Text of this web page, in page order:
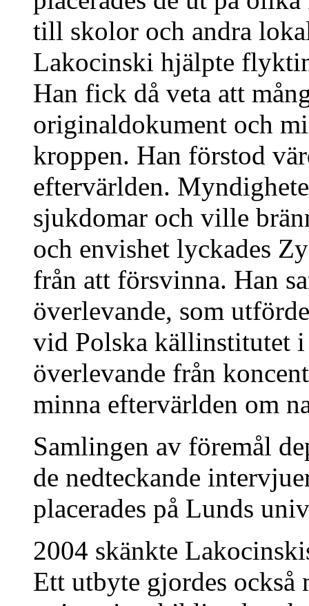
till skolor och andra
Lakocinski hjälpte
Han fick då veta att
originaldokument och
kroppen. Han förstod
eftervärlden.
sjukdomar och ville
och envishet lyckades
från att försvinna. Han
överlevande, som
vid Polska källinstitutet
överlevande från
minna eftervärlden om
Samlingen av föremål
de nedteckande
placerades på Lunds
2004 skänkte
Ett utbyte gjordes också